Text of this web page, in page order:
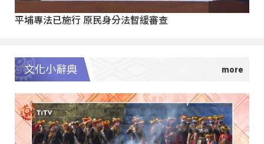
平埔專法已施行 原民身分法暫緩審查
文化小辭典